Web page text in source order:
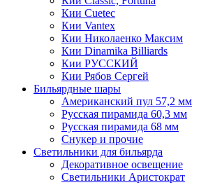
Кии Cuetec
Кии Vantex
Кии Николаенко Максим
Кии Dinamika Billiards
Кии РУССКИЙ
Кии Рябов Сергей
Бильярдные шары
Американский пул 57,2 мм
Русская пирамида 60,3 мм
Русская пирамида 68 мм
Снукер и прочие
Светильники для бильярда
Декоративное освещение
Светильники Аристократ